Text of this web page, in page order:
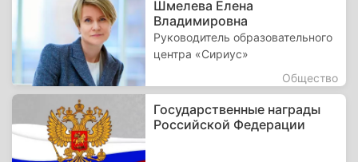
Шмелева Елена
Владимировна
Руководитель образовательного
центра «Сириус»
Общество
Государственные награды
Российской Федерации